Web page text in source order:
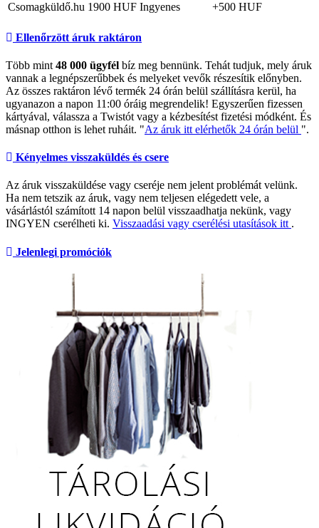
Csomagküldő.hu 1900 HUF Ingyenes +500 HUF
Ellenőrzött áruk raktáron
Több mint 48 000 ügyfél bíz meg bennünk. Tehát tudjuk, mely áruk
vannak a legnépszerűbbek és melyeket vevők részesítik előnyben.
Az összes raktáron lévő termék 24 órán belül szállításra kerül, ha
ugyanazon a napon 11:00 óráig megrendelik! Egyszerűen fizessen
kártyával, válassza a Twistót vagy a kézbesítést fizetési módként. És
másnap otthon is lehet ruháit. "Az áruk itt elérhetők 24 órán belül ".
Kényelmes visszaküldés és csere
Az áruk visszaküldése vagy cseréje nem jelent problémát velünk.
Ha nem tetszik az áruk, vagy nem teljesen elégedett vele, a
vásárlástól számított 14 napon belül visszaadhatja nekünk, vagy
INGYEN cserélheti ki. Visszaadási vagy cserélési utasítások itt .
Jelenlegi promóciók